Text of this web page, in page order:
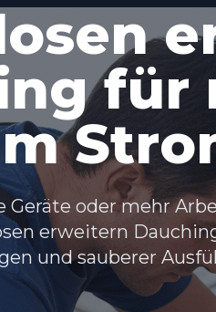
für
Geräte oder mehr
erweitern
und sauberer